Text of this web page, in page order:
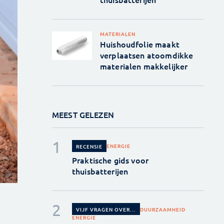
MATERIALEN
Huishoudfolie maakt
verplaatsen atoomdikke
materialen makkelijker
MEEST GELEZEN
RECENSIE ENERGIE
Praktische gids voor
thuisbatterijen
VIJF VRAGEN OVER...
DUURZAAMHEID
ENERGIE